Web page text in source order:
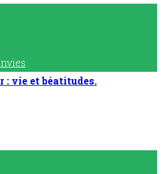
: vie et béatitudes.